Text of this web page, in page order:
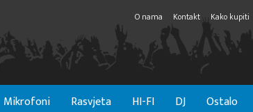
O nama Kontakt Kako kupiti
Mikrofoni Rasvjeta HI-FI DJ Ostalo